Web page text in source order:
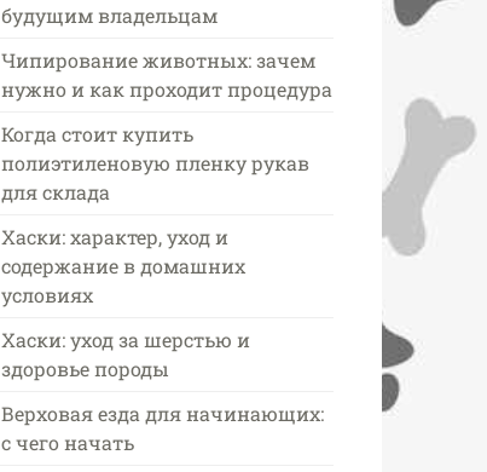
будущим владельцам
Чипирование животных: зачем
нужно и как проходит процедура
Когда стоит купить
полиэтиленовую пленку рукав
для склада
Хаски: характер, уход и
содержание в домашних
условиях
Хаски: уход за шерстью и
здоровье породы
Верховая езда для начинающих:
с чего начать